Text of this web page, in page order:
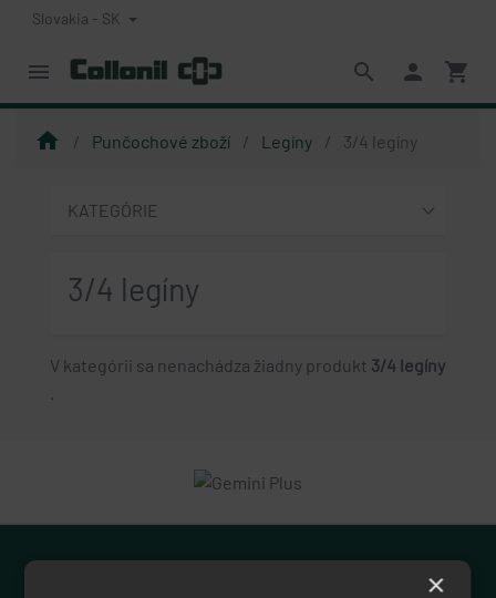
Slovakia - SK
menu search person shopping_cart
home Punčochové zboží Legíny 3/4 legíny
KATEGÓRIE
3/4 legíny
V kategórii sa nenachádza žiadny produkt 3/4 legíny
×